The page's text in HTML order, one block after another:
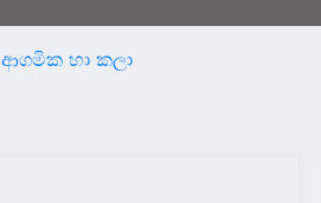
ආගමික හා කලා